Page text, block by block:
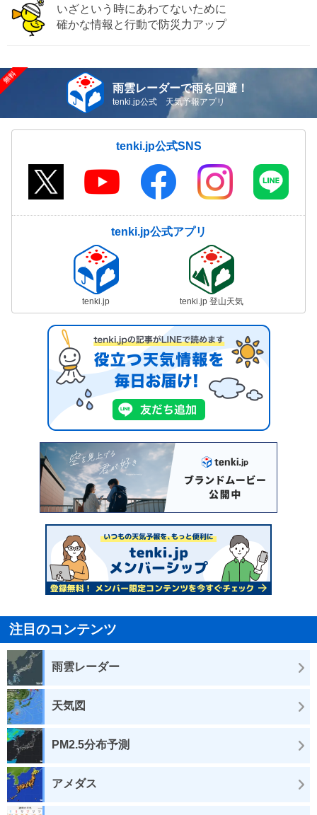
いざという時にあわてないために
確かな情報と行動で防災力アップ
雨雲レーダーで雨を回避！
tenki.jp公式 天気予報アプリ
tenki.jp公式SNS
tenki.jp公式アプリ
tenki.jp tenki.jp 登山天気
注目のコンテンツ
雨雲レーダー
天気図
PM2.5分布予測
アメダス